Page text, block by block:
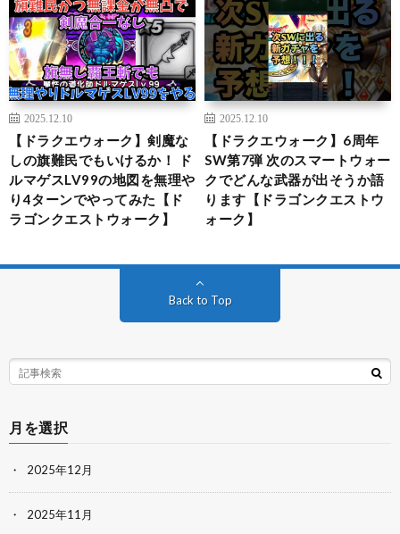
2025.12.10
【ドラクエウォーク】剣魔な
しの旗難民でもいけるか！ ド
ルマゲスLV99の地図を無理や
り4ターンでやってみた【ド
ラゴンクエストウォーク】
2025.12.10
【ドラクエウォーク】6周年
SW第7弾 次のスマートウォー
クでどんな武器が出そうか語
ります【ドラゴンクエストウ
ォーク】
Back to Top
月を選択
2025年12月
2025年11月